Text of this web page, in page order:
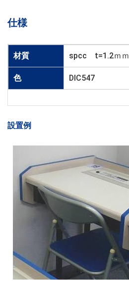
仕様
材質 spcc t=1.2ｍｍ
色 DIC547
設置例